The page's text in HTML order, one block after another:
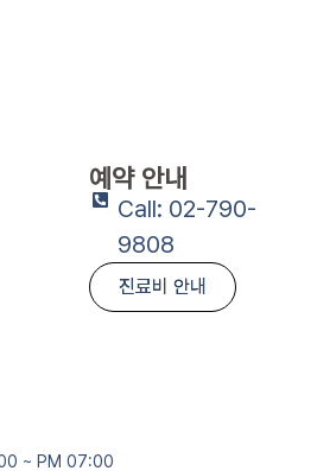
예약 안내
Call: 02-790-
9808
진료비 안내
~ PM 07:00